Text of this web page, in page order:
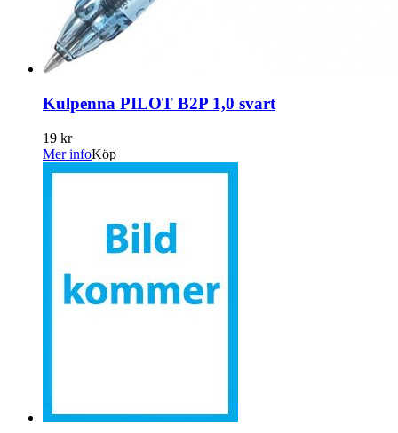
Kulpenna PILOT B2P 1,0 svart
19 kr
Mer infoKöp